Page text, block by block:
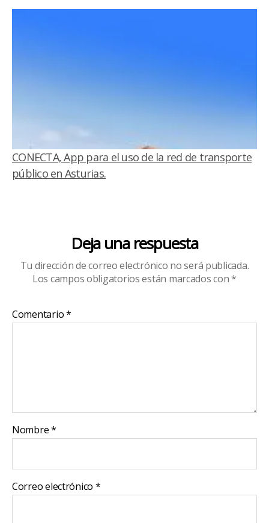
CONECTA, App para el uso de la red de transporte
público en Asturias.
Deja una respuesta
Tu dirección de correo electrónico no será publicada.
Los campos obligatorios están marcados con*
Comentario*
Nombre*
Correo electrónico *